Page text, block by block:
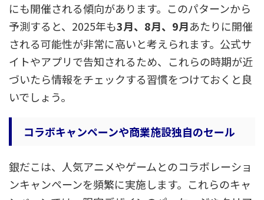
にも開催される傾向があります。このパターンから
予測すると、2025年も3月、8月、9月あたりに開催
される可能性が非常に高いと考えられます。公式サ
イトやアプリで告知されるため、これらの時期が近
づいたら情報をチェックする習慣をつけておくと良
いでしょう。
コラボキャンペーンや商業施設独自のセール
銀だこは、人気アニメやゲームとのコラボレーショ
ンキャンペーンを頻繁に実施します。これらのキャ